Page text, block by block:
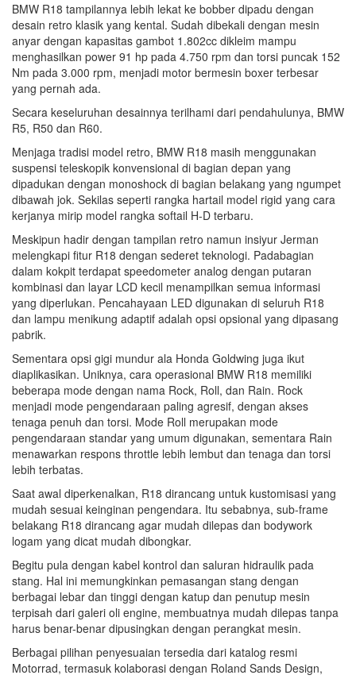
BMW R18 tampilannya lebih lekat ke bobber dipadu dengan
desain retro klasik yang kental. Sudah dibekali dengan mesin
anyar dengan kapasitas gambot 1.802cc dikleim mampu
menghasilkan power 91 hp pada 4.750 rpm dan torsi puncak 152
Nm pada 3.000 rpm, menjadi motor bermesin boxer terbesar
yang pernah ada.
Secara keseluruhan desainnya terilhami dari pendahulunya, BMW
R5, R50 dan R60.
Menjaga tradisi model retro, BMW R18 masih menggunakan
suspensi teleskopik konvensional di bagian depan yang
dipadukan dengan monoshock di bagian belakang yang ngumpet
dibawah jok. Sekilas seperti rangka hartail model rigid yang cara
kerjanya mirip model rangka softail H-D terbaru.
Meskipun hadir dengan tampilan retro namun insiyur Jerman
melengkapi fitur R18 dengan sederet teknologi. Padabagian
dalam kokpit terdapat speedometer analog dengan putaran
kombinasi dan layar LCD kecil menampilkan semua informasi
yang diperlukan. Pencahayaan LED digunakan di seluruh R18
dan lampu menikung adaptif adalah opsi opsional yang dipasang
pabrik.
Sementara opsi gigi mundur ala Honda Goldwing juga ikut
diaplikasikan. Uniknya, cara operasional BMW R18 memiliki
beberapa mode dengan nama Rock, Roll, dan Rain. Rock
menjadi mode pengendaraan paling agresif, dengan akses
tenaga penuh dan torsi. Mode Roll merupakan mode
pengendaraan standar yang umum digunakan, sementara Rain
menawarkan respons throttle lebih lembut dan tenaga dan torsi
lebih terbatas.
Saat awal diperkenalkan, R18 dirancang untuk kustomisasi yang
mudah sesuai keinginan pengendara. Itu sebabnya, sub-frame
belakang R18 dirancang agar mudah dilepas dan bodywork
logam yang dicat mudah dibongkar.
Begitu pula dengan kabel kontrol dan saluran hidraulik pada
stang. Hal ini memungkinkan pemasangan stang dengan
berbagai lebar dan tinggi dengan katup dan penutup mesin
terpisah dari galeri oli engine, membuatnya mudah dilepas tanpa
harus benar-benar dipusingkan dengan perangkat mesin.
Berbagai pilihan penyesuaian tersedia dari katalog resmi
Motorrad, termasuk kolaborasi dengan Roland Sands Design,